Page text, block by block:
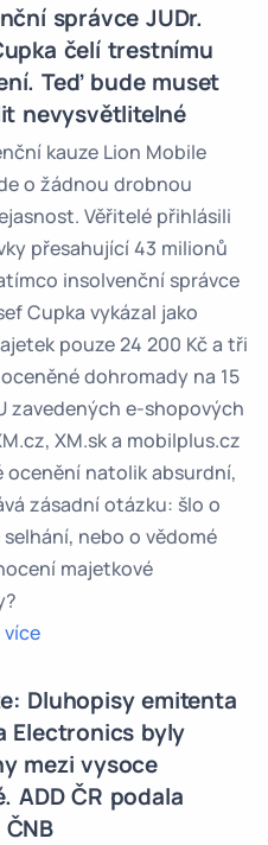
správce JUDr.
čelí trestnímu
Teď bude muset
nevysvětlitelné
kauze Lion Mobile
o žádnou drobnou
Věřitelé přihlásili
přesahující 43 milionů
insolvenční správce
Cupka vykázal jako
pouze 24 200 Kč a tři
dohromady na 15
zavedených e-shopových
XM.sk a mobilplus.cz
ocenění natolik absurdní,
zásadní otázku: šlo o
nebo o vědomé
majetkové
Dluhopisy emitenta
Electronics byly
mezi vysoce
ADD ČR podala